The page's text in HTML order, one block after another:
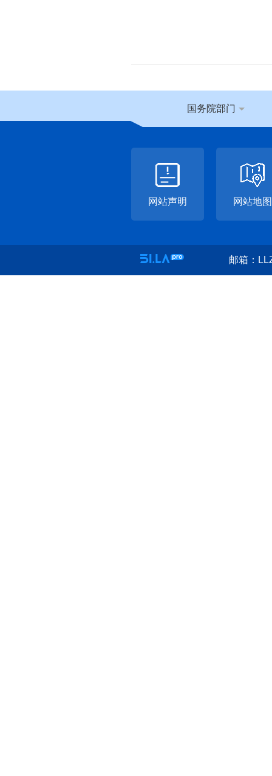
国务院部门
网站声明 网站地图
邮箱：